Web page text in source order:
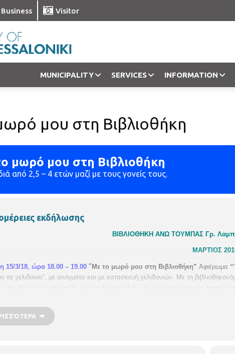
Business Visitor
MUNICIPALITY SERVICES INFORMATION
μου στη Βιβλιοθήκη
μωρό μου στη Βιβλιοθήκη
από 2,5 – 4 ετών μαζί με τους γονείς τους.
εκδήλωσης
ΒΙΒΛΙΟΘΗΚΗ ΑΝΩ ΤΟΥΜΠΑΣ Γρ.
ΜΑΡΤΙΟΣ
15/3/18, ώρα 18.00 – 19.00 “Με το μωρό μου στη Βιβλιοθήκη” Αφιέρωμα
τα χελιδόνια”, με αινίγματα και με κατασκευή χελιδονιών. Με τη
2,5 ετών μαζί με τους γονείς